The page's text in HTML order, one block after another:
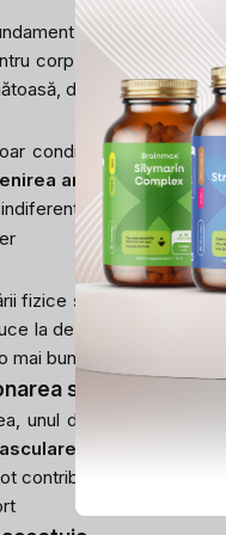
absolut. O
corp să funcționeze
de asemenea,
condiția fizică, ci și
anxietății și
de greutatea
fizice și a echilibrului
la dezechilibre
bună rezistență la
stresului
unul dintre pilonii
agravează
contribui semnificativ la